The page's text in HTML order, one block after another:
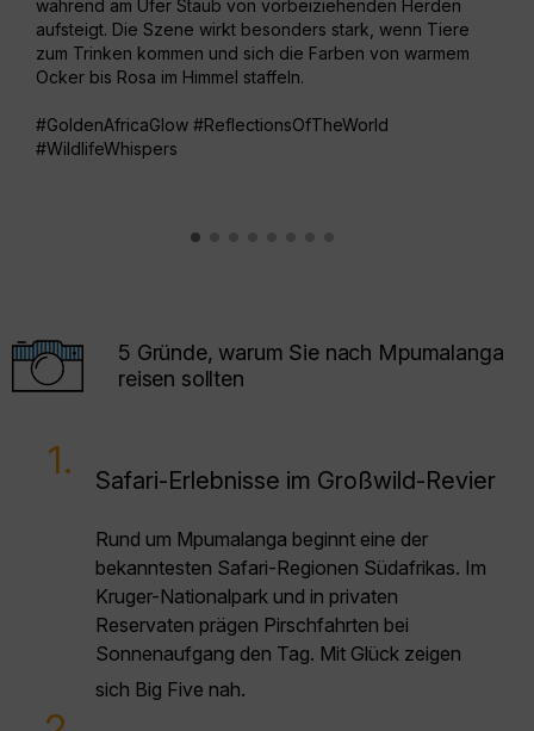
während am Ufer Staub von vorbeiziehenden Herden
aufsteigt. Die Szene wirkt besonders stark, wenn Tiere
zum Trinken kommen und sich die Farben von warmem
Ocker bis Rosa im Himmel staffeln.
#GoldenAfricaGlow #ReflectionsOfTheWorld
#WildlifeWhispers
5 Gründe, warum Sie nach Mpumalanga
reisen sollten
1. Safari-Erlebnisse im Großwild-Revier
Rund um Mpumalanga beginnt eine der
bekanntesten Safari-Regionen Südafrikas. Im
Kruger-Nationalpark und in privaten
Reservaten prägen Pirschfahrten bei
Sonnenaufgang den Tag. Mit Glück zeigen
sich Big Five nah.